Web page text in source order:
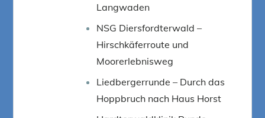
Langwaden
NSG Diersfordterwald –
Hirschkäferroute und
Moorerlebnisweg
Liedbergerrunde – Durch das
Hoppbruch nach Haus Horst